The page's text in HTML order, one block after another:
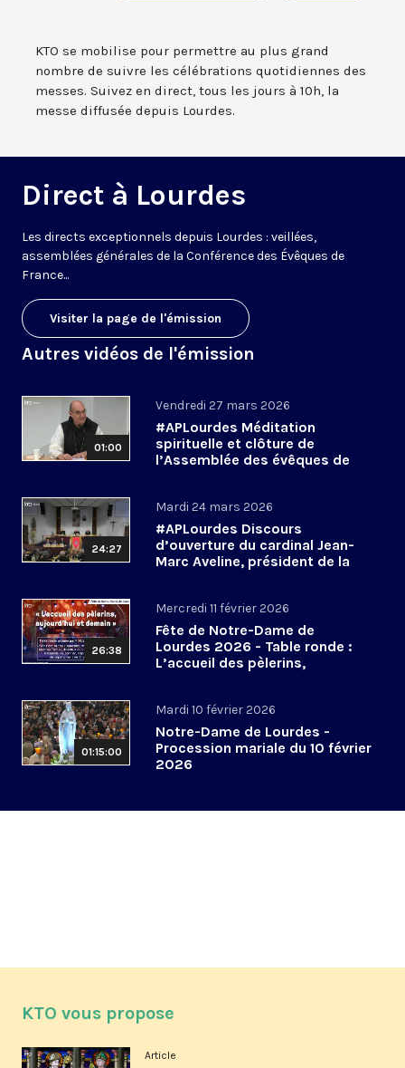
KTO se mobilise pour permettre au plus grand
nombre de suivre les célébrations quotidiennes des
messes. Suivez en direct, tous les jours à 10h, la
messe diffusée depuis Lourdes.
Direct à Lourdes
Les directs exceptionnels depuis Lourdes : veillées,
assemblées générales de la Conférence des Évêques de
France...
Visiter la page de l'émission
Autres vidéos de l'émission
01:00
Vendredi 27 mars 2026
#APLourdes Méditation
spirituelle et clôture de
l’Assemblée des évêques de
24:27
Mardi 24 mars 2026
#APLourdes Discours
d’ouverture du cardinal Jean-
Marc Aveline, président de la
26:38
Mercredi 11 février 2026
Fête de Notre-Dame de
Lourdes 2026 - Table ronde :
L’accueil des pèlerins,
01:15:00
Mardi 10 février 2026
Notre-Dame de Lourdes -
Procession mariale du 10 février
2026
KTO vous propose
Article